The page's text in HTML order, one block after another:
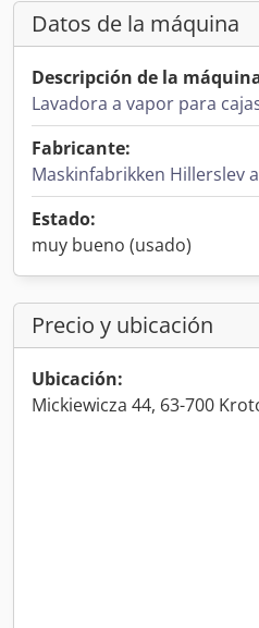
Datos de la máquina
Descripción de la
Lavadora a vapor para
Fabricante:
Maskinfabrikken Hillerslev
Estado:
muy bueno (usado)
Precio y ubicación
Ubicación:
Mickiewicza 44, 63-700